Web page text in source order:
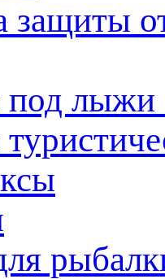
защиты
лыжи